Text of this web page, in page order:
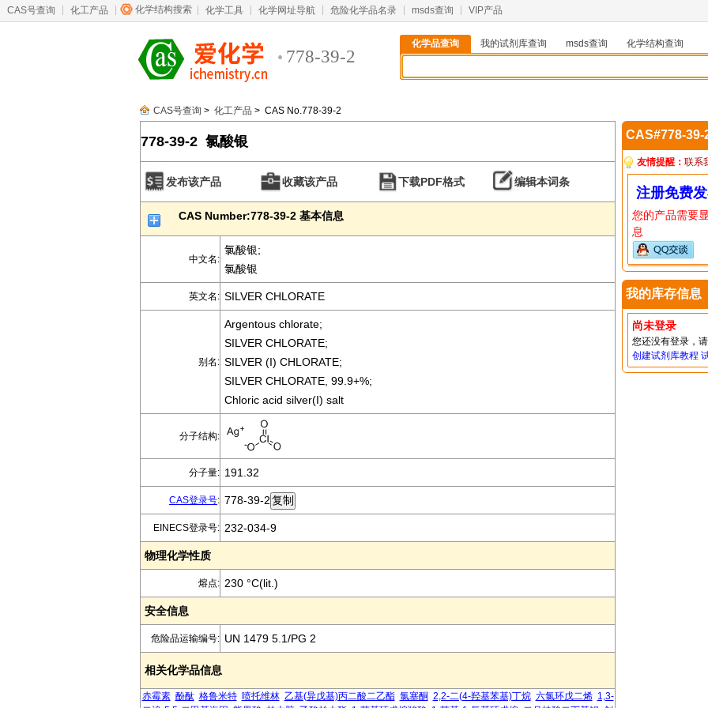
CAS号查询 化工产品 化学结构搜索 化学工具 化学网址导航 危险化学品名录 msds查询 VIP产品
778-39-2
化学品查询 我的试剂库查询 msds查询
化学结构查询
CAS号查询 > 化工产品 > CAS No.778-39-2
778-39-2 氯酸银
发布该产品 收藏该产品 下载PDF格式 编辑本词条
CAS Number:778-39-2 基本信息
中文名:
氯酸银;
氯酸银
英文名: SILVER CHLORATE
别名:
Argentous chlorate;
SILVER CHLORATE;
SILVER (I) CHLORATE;
SILVER CHLORATE, 99.9+%;
Chloric acid silver(I) salt
分子结构:
分子量: 191.32
CAS登录号: 778-39-2
EINECS登录号: 232-034-9
物理化学性质
熔点: 230 °C(lit.)
安全信息
危险品运输编号: UN 1479 5.1/PG 2
相关化学品信息
赤霉素 酚酞 格鲁米特 喷托维林 乙基(异戊基)丙二酸二乙酯 氯塞酮 2,2-二(4-羟基苯基)丁烷 六氯环戊二烯 1,3-
CAS#778-39-
友情提醒： 联系
注册免费
您的产品需要
息
我的库存信息
尚未登录
您还没有登录，
创建试剂库教程